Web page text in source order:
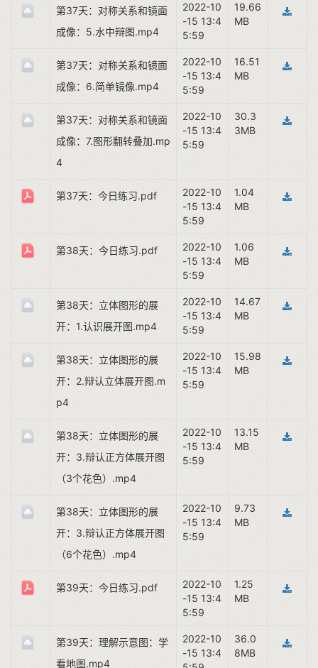
第37天：对称关系和镜面
成像：5.水中辩图.mp4
2022-10
-15 13:4
5:59
19.66
MB
第37天：对称关系和镜面
成像：6.简单镜像.mp4
2022-10
-15 13:4
5:59
16.51
MB
第37天：对称关系和镜面
成像：7.图形翻转叠加.mp
4
2022-10
-15 13:4
5:59
30.3
3MB
第37天：今日练习.pdf
2022-10
-15 13:4
5:59
1.04
MB
第38天：今日练习.pdf
2022-10
-15 13:4
5:59
1.06
MB
第38天：立体图形的展
开：1.认识展开图.mp4
2022-10
-15 13:4
5:59
14.67
MB
第38天：立体图形的展
开：2.辩认立体展开图.m
p4
2022-10
-15 13:4
5:59
15.98
MB
第38天：立体图形的展
开：3.辩认正方体展开图
（3个花色）.mp4
2022-10
-15 13:4
5:59
13.15
MB
第38天：立体图形的展
开：3.辩认正方体展开图
（6个花色）.mp4
2022-10
-15 13:4
5:59
9.73
MB
第39天：今日练习.pdf
2022-10
-15 13:4
5:59
1.25
MB
第39天：理解示意图：学
看地图.mp4
2022-10
-15 13:4
36.0
8MB